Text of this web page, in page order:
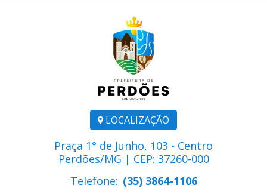
LOCALIZAÇÃO
Praça 1° de Junho, 103 - Centro
Perdões/MG | CEP: 37260-000
Telefone: (35) 3864-1106